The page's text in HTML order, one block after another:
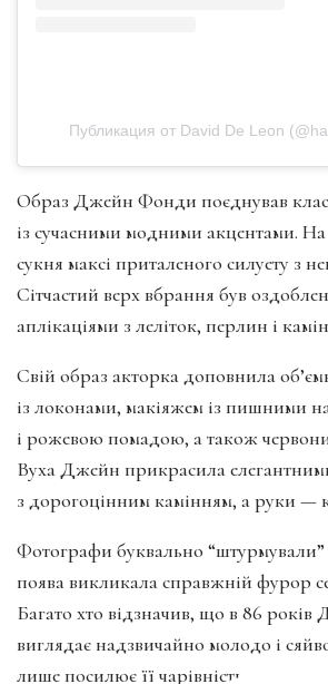
Публикация от David De Leon
Образ Джейн Фонди поєднував
із сучасними модними акцентами. На
сукня максі приталеного силуету з
Сітчастий верх вбрання був
аплікаціями з леліток, перлин і
Свій образ акторка доповнила
із локонами, макіяжем із пишними
і рожевою помадою, а також
Вуха Джейн прикрасила
з дорогоцінним камінням, а руки —
Фотографи буквально “штурмували”
поява викликала справжній фурор
Багато хто відзначив, що в 86
виглядає надзвичайно молодо і сяйво
лише посилює її чарівність.